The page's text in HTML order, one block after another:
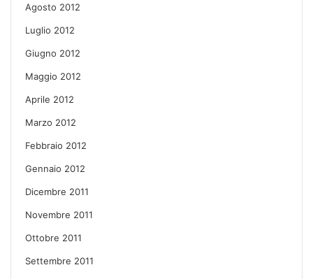
Agosto 2012
Luglio 2012
Giugno 2012
Maggio 2012
Aprile 2012
Marzo 2012
Febbraio 2012
Gennaio 2012
Dicembre 2011
Novembre 2011
Ottobre 2011
Settembre 2011